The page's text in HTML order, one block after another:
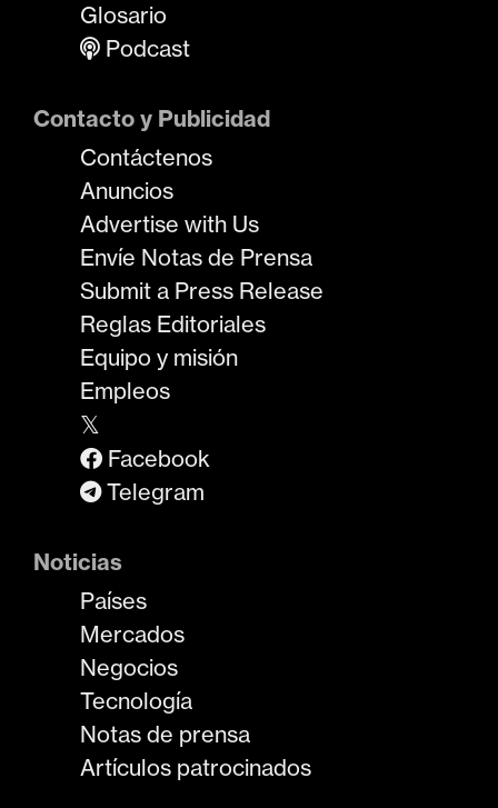
Glosario
Podcast
Contacto y Publicidad
Contáctenos
Anuncios
Advertise with Us
Envíe Notas de Prensa
Submit a Press Release
Reglas Editoriales
Equipo y misión
Empleos
𝕏
Facebook
Telegram
Noticias
Países
Mercados
Negocios
Tecnología
Notas de prensa
Artículos patrocinados